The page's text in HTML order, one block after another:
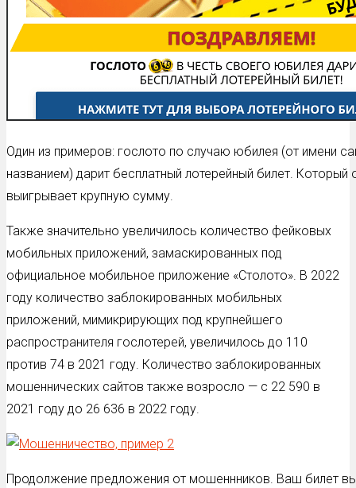
Один из примеров: гослото по случаю юбилея (от имени
названием) дарит бесплатный лотерейный билет. Который
выигрывает крупную сумму.
Также значительно увеличилось количество фейковых
мобильных приложений, замаскированных под
официальное мобильное приложение «Столото». В 2022
году количество заблокированных мобильных
приложений, мимикрирующих под крупнейшего
распространителя гослотерей, увеличилось до 110
против 74 в 2021 году. Количество заблокированных
мошеннических сайтов также возросло — с 22 590 в
2021 году до 26 636 в 2022 году.
Продолжение предложения от мошеннников. Ваш билет